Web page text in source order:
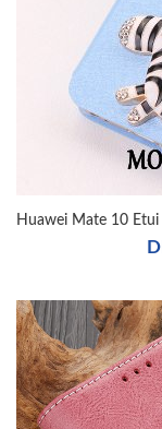
Huawei Mate 10 Etui